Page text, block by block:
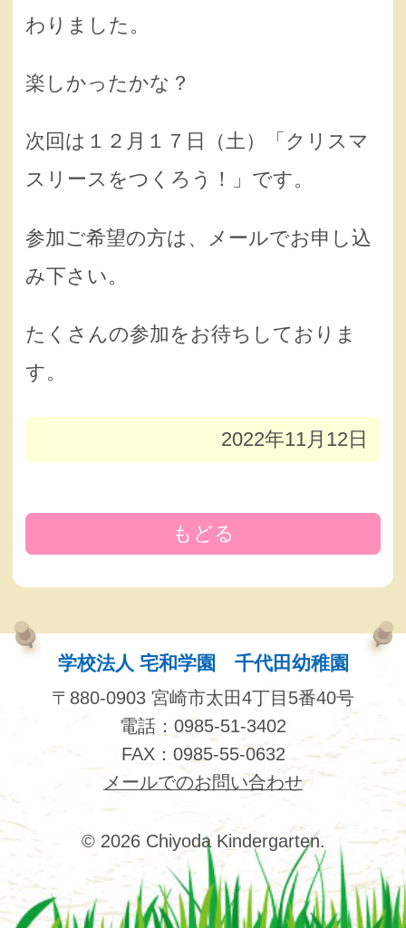
わりました。
楽しかったかな？
次回は１２月１７日（土）「クリスマ
スリースをつくろう！」です。
参加ご希望の方は、メールでお申し込
み下さい。
たくさんの参加をお待ちしておりま
す。
2022年11月12日
もどる
学校法人 宅和学園 千代田幼稚園
〒880-0903 宮崎市太田4丁目5番40号
電話：0985-51-3402
FAX：0985-55-0632
メールでのお問い合わせ
© 2026 Chiyoda Kindergarten.